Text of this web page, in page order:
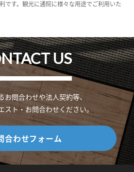
です。観光に通院に様々な用途でご利用いた
US
お問合わせや法人契約等、
スト・お問合わせください。
合わせフォーム